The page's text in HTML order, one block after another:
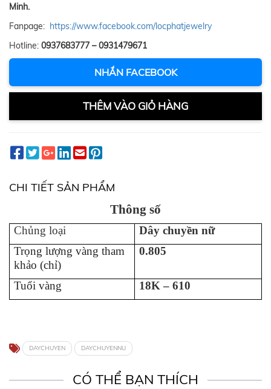
Minh.
Fanpage: https://www.facebook.com/locphatjewelry
Hotline: 0937683777 – 0931479671
NHẮN FACEBOOK
THÊM VÀO GIỎ HÀNG
CHI TIẾT SẢN PHẨM
Thông số
Chủng loại Dây chuyền nữ
Trọng lượng vàng tham
khảo (chỉ)
0.805
Tuổi vàng 18K – 610
DAYCHUYEN DAYCHUYENNU
CÓ THỂ BẠN THÍCH